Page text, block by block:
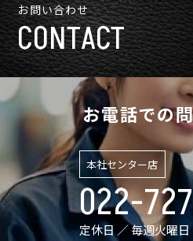
お問い合わせ
CONTACT
お電話での
本社センター店
022-
定休日 ／ 毎週火曜日